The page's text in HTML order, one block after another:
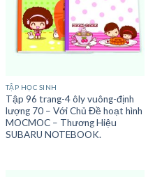
TẬP HỌC SINH
Tập 96 trang-4 ôly vuông-định
lượng 70 – Với Chủ Đề hoạt hình
MOCMOC – Thương Hiệu
SUBARU NOTEBOOK.